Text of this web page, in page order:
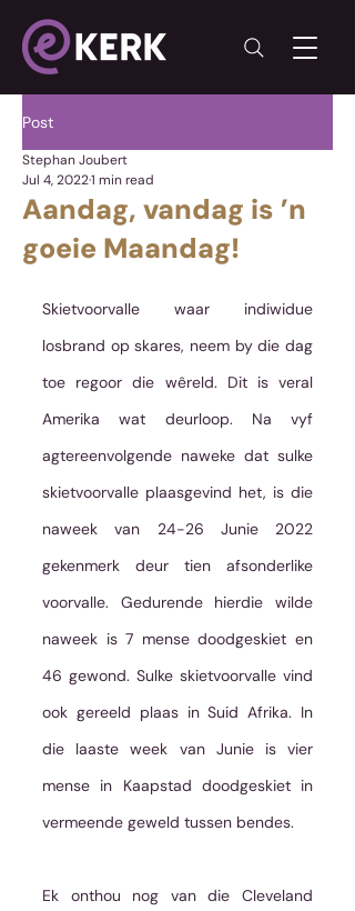
Post
Aandag, vandag is ’n
goeie Maandag!
Stephan Joubert
Jul 4, 20221 min read
Skietvoorvalle waar indiwidue
losbrand op skares, neem by die dag
toe regoor die wêreld. Dit is veral
Amerika wat deurloop. Na vyf
agtereenvolgende naweke dat sulke
skietvoorvalle plaasgevind het, is die
naweek van 24-26 Junie 2022
gekenmerk deur tien afsonderlike
voorvalle. Gedurende hierdie wilde
naweek is 7 mense doodgeskiet en
46 gewond. Sulke skietvoorvalle vind
ook gereeld plaas in Suid Afrika. In
die laaste week van Junie is vier
mense in Kaapstad doodgeskiet in
vermeende geweld tussen bendes.
Ek onthou nog van die Cleveland